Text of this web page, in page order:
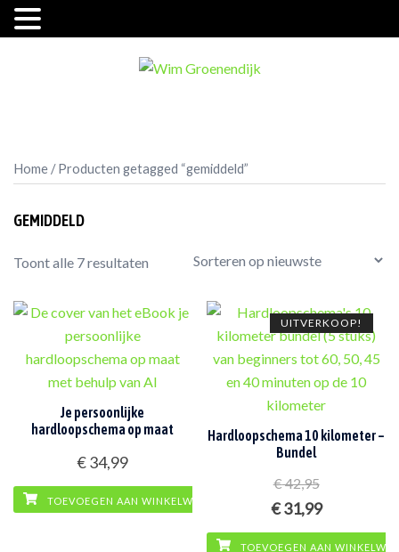
Home / Producten getagged “gemiddeld”
GEMIDDELD
Toont alle 7 resultaten Gesorteerd
nieuwste
Je persoonlijke
hardloopschema op maat
€34,99
TOEVOEGEN AAN WINKELWAGEN
UITVERKOOP!
Hardloopschema 10 kilometer –
Bundel
€42,95
Oorspronkelijke
prijs
€31,99Huidige
prijs
TOEVOEGEN AAN